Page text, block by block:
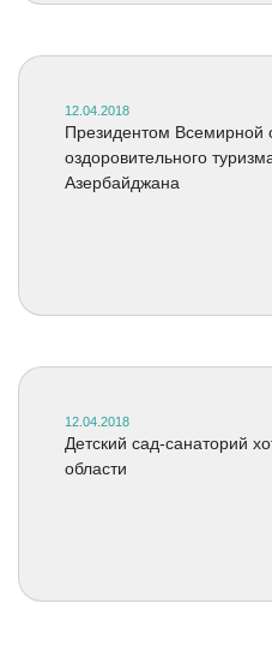
12.04.2018
Президентом Всемирной
оздоровительного
Азербайджана
12.04.2018
Детский сад-санаторий
области